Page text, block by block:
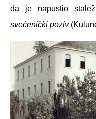
da je napustio
svećenički poziv